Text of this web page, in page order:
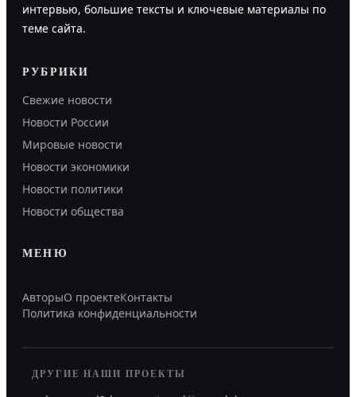
интервью, большие тексты и ключевые материалы по
теме сайта.
РУБРИКИ
Свежие новости
Новости России
Мировые новости
Новости экономики
Новости политики
Новости общества
МЕНЮ
АвторыО проектеКонтакты
Политика конфиденциальности
ДРУГИЕ НАШИ ПРОЕКТЫ